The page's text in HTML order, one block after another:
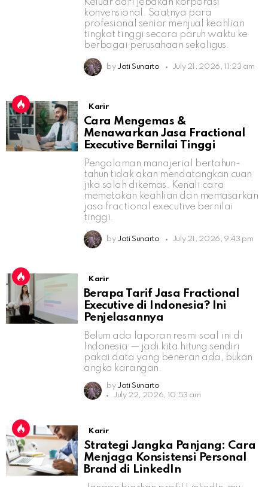
Keluar dari jebakan korporasi
konvensional. Saatnya para
profesional senior menjual keahlian
tingkat tinggi secara paruh waktu ke
berbagai perusahaan sekaligus.
by Jati Sunarto July 21, 2026, 11:23 am
Karir
Cara Mengemas &
Menawarkan Jasa Fractional
Executive Bernilai Tinggi
Pengalaman manajerial bertahun-
tahun tidak akan mendatangkan cuan
jika salah dikemas. Kenali cara
memetakan keahlian dan memasarkan
jasa fractional executive bernilai
tinggi.
by Jati Sunarto July 21, 2026, 9:43 pm
Karir
Berapa Tarif Jasa Fractional
Executive di Indonesia? Ini
Penjelasannya
Belum ada laporan resmi soal ini di
Indonesia — jadi kita hitung sendiri
pakai data yang beneran ada, bukan
angka karangan.
by Jati Sunarto
July 22, 2026, 10:53 am
Karir
Strategi Jangka Panjang: Cara
Menjaga Konsistensi Personal
Brand di LinkedIn